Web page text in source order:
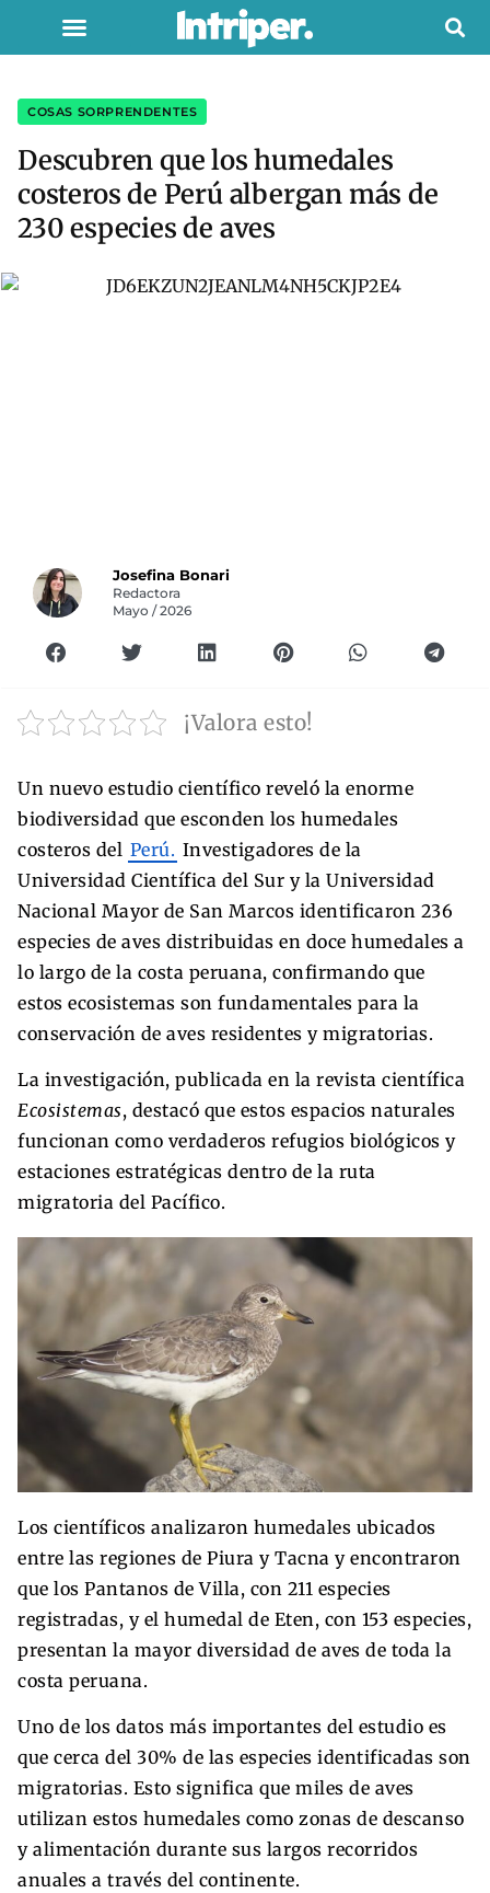
COSAS SORPRENDENTES
Descubren que los humedales
costeros de Perú albergan más de
230 especies de aves
Josefina Bonari
Redactora
Mayo / 2026
¡Valora esto!
Un nuevo estudio científico reveló la enorme
biodiversidad que esconden los humedales
costeros del Perú. Investigadores de la
Universidad Científica del Sur y la Universidad
Nacional Mayor de San Marcos identificaron 236
especies de aves distribuidas en doce humedales a
lo largo de la costa peruana, confirmando que
estos ecosistemas son fundamentales para la
conservación de aves residentes y migratorias.
La investigación, publicada en la revista científica
Ecosistemas, destacó que estos espacios naturales
funcionan como verdaderos refugios biológicos y
estaciones estratégicas dentro de la ruta
migratoria del Pacífico.
Los científicos analizaron humedales ubicados
entre las regiones de Piura y Tacna y encontraron
que los Pantanos de Villa, con 211 especies
registradas, y el humedal de Eten, con 153 especies,
presentan la mayor diversidad de aves de toda la
costa peruana.
Uno de los datos más importantes del estudio es
que cerca del 30% de las especies identificadas son
migratorias. Esto significa que miles de aves
utilizan estos humedales como zonas de descanso
y alimentación durante sus largos recorridos
anuales a través del continente.